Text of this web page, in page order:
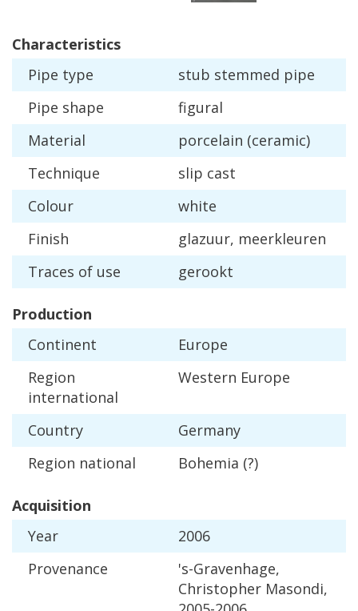
Characteristics
Pipe type stub stemmed pipe
Pipe shape
figural
Material
porcelain (ceramic)
Technique
slip cast
Colour
white
Finish
glazuur, meerkleuren
Traces of use gerookt
Production
Continent
Europe
Region
international
Western Europe
Country
Germany
Region national Bohemia (?)
Acquisition
Year
2006
Provenance
's-Gravenhage,
Christopher Masondi,